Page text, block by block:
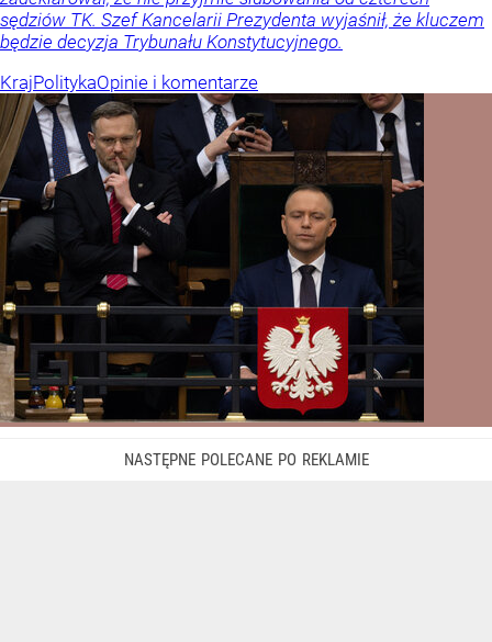
sędziów TK. Szef Kancelarii Prezydenta wyjaśnił, że kluczem
będzie decyzja Trybunału Konstytucyjnego.
KrajPolitykaOpinie i komentarze